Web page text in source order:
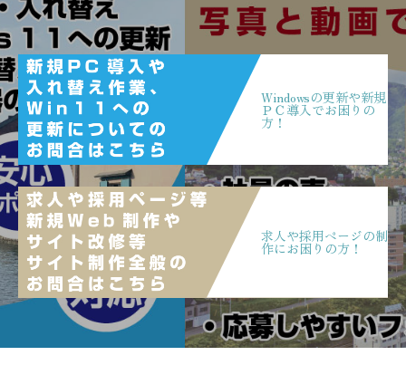
Windowsの更新や新規
ＰＣ導入でお困りの
方！
求人や採用ページの制
作にお困りの方！